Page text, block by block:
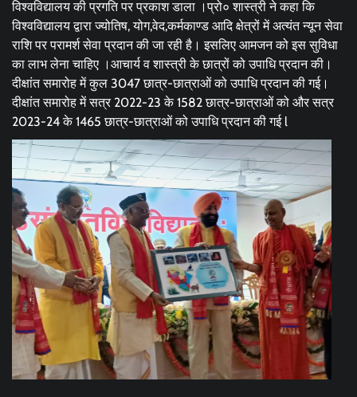
विश्वविद्यालय की प्रगति पर प्रकाश डाला ।प्रो० शास्त्री ने कहा कि
विश्वविद्यालय द्वारा ज्योतिष, योग,वेद,कर्मकाण्ड आदि क्षेत्रों में अत्यंत न्यून सेवा
राशि पर परामर्श सेवा प्रदान की जा रही है। इसलिए आमजन को इस सुविधा
का लाभ लेना चाहिए ।आचार्य व शास्त्री के छात्रों को उपाधि प्रदान की।
दीक्षांत समारोह में कुल 3047 छात्र-छात्राओं को उपाधि प्रदान की गई।
दीक्षांत समारोह में सत्र 2022-23 के 1582 छात्र-छात्राओं को और सत्र
2023-24 के 1465 छात्र-छात्राओं को उपाधि प्रदान की गई l